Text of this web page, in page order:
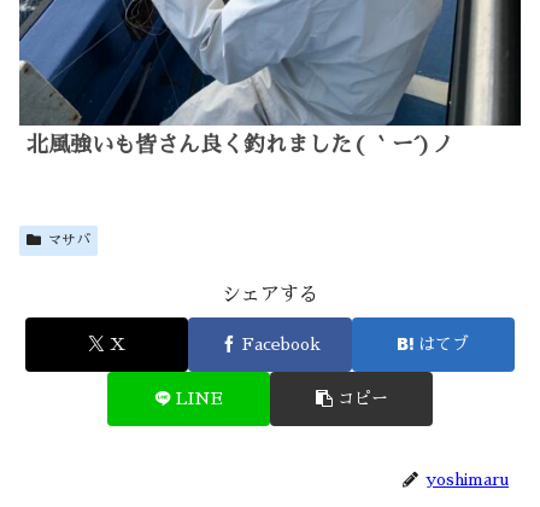
北風強いも皆さん良く釣れました( ｀ー´)ノ
マサバ
シェアする
X Facebook はてブ
LINE コピー
yoshimaru